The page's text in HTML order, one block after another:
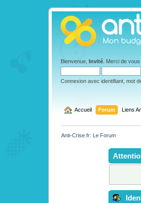
Bienvenue, Invité . Merci de vous
Connexion avec identifiant, mot
Accueil Forum Liens
Anti-Crise.fr: Le Forum